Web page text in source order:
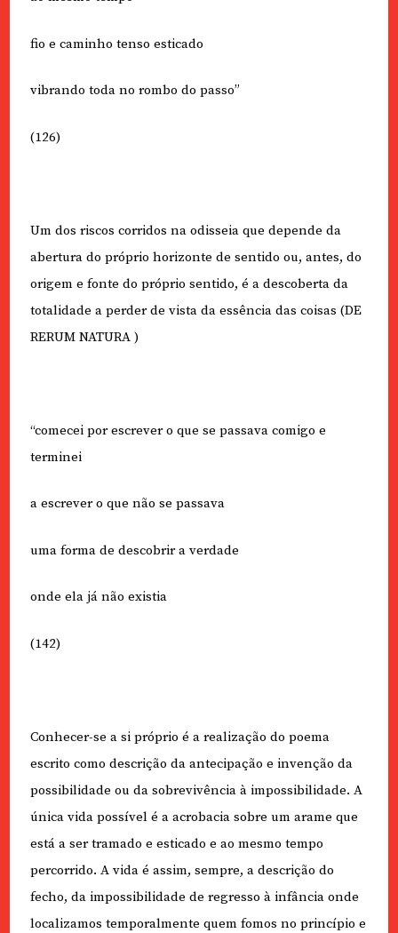
fio e caminho tenso esticado
vibrando toda no rombo do passo”
(126)
Um dos riscos corridos na odisseia que depende da
abertura do próprio horizonte de sentido ou, antes, do
origem e fonte do próprio sentido, é a descoberta da
totalidade a perder de vista da essência das coisas (DE
RERUM NATURA )
“comecei por escrever o que se passava comigo e
terminei
a escrever o que não se passava
uma forma de descobrir a verdade
onde ela já não existia
(142)
Conhecer-se a si próprio é a realização do poema
escrito como descrição da antecipação e invenção da
possibilidade ou da sobrevivência à impossibilidade. A
única vida possível é a acrobacia sobre um arame que
está a ser tramado e esticado e ao mesmo tempo
percorrido. A vida é assim, sempre, a descrição do
fecho, da impossibilidade de regresso à infância onde
localizamos temporalmente quem fomos no princípio e